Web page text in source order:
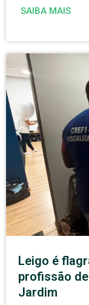
SAIBA MAIS
Leigo é
profissão
Jardim